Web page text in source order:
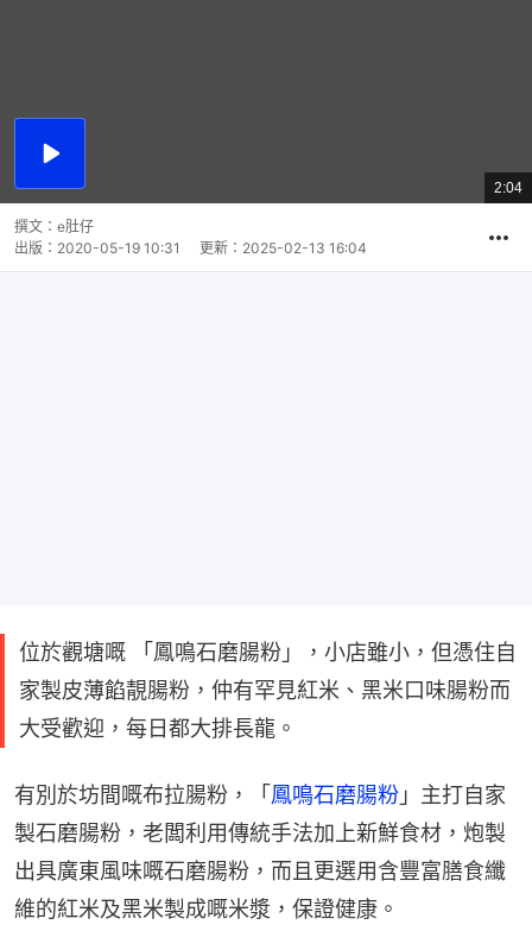
播
總
共
2:04
撰文： e肚仔
出版： 2020-05-19 10:31 更新： 2025-02-13 16:04
位於觀塘嘅 「鳳鳴石磨腸粉」，小店雖小，但憑住自
家製皮薄餡靚腸粉，仲有罕見紅米、黑米口味腸粉而
大受歡迎，每日都大排長龍。
有別於坊間嘅布拉腸粉，「 鳳鳴石磨腸粉 」主打自家
製石磨腸粉，老闆利用傳統手法加上新鮮食材，炮製
出具廣東風味嘅石磨腸粉，而且更選用含豐富膳食纖
維的紅米及黑米製成嘅米漿，保證健康。